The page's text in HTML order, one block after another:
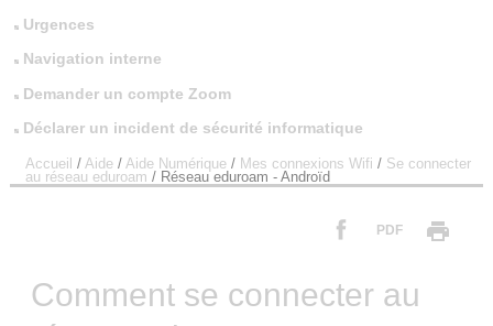
Urgences
Navigation interne
Demander un compte Zoom
Déclarer un incident de sécurité informatique
Accueil / Aide/ Aide Numérique/ Mes connexions Wifi / Se connecter
au réseau eduroam / Réseau eduroam - Androïd
PDF
Comment se connecter au